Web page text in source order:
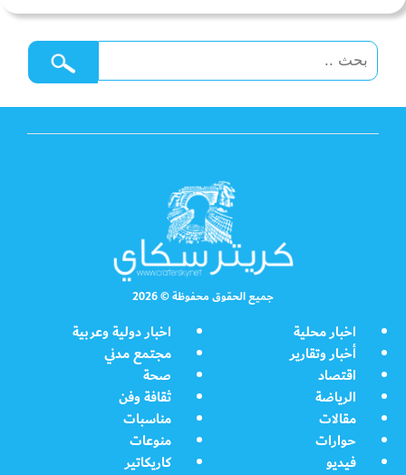
جميع الحقوق محفوظة © 2026
اخبار محلية
اخبار دولية وعربية
أخبار وتقارير
مجتمع مدني
اقتصاد
صحة
الرياضة
ثقافة وفن
مقالات
مناسبات
حوارات
منوعات
فيديو
كاريكاتير